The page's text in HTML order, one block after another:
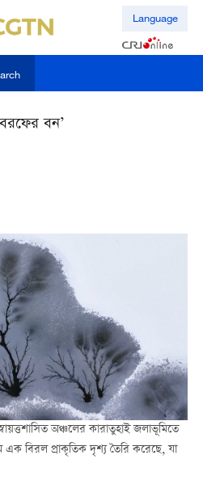
Language
বন’
অঞ্চলের কারাতুহাই জলাভূমিতে
বিরল প্রাকৃতিক দৃশ্য তৈরি করেছে, যা